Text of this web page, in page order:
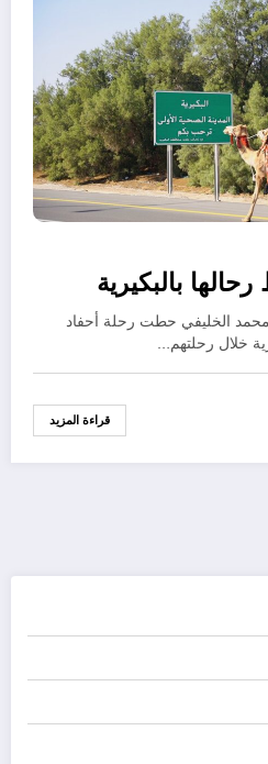
الخليفي حطت رحلة أحفاد
خلال رحلتهم…
قراءة المزيد